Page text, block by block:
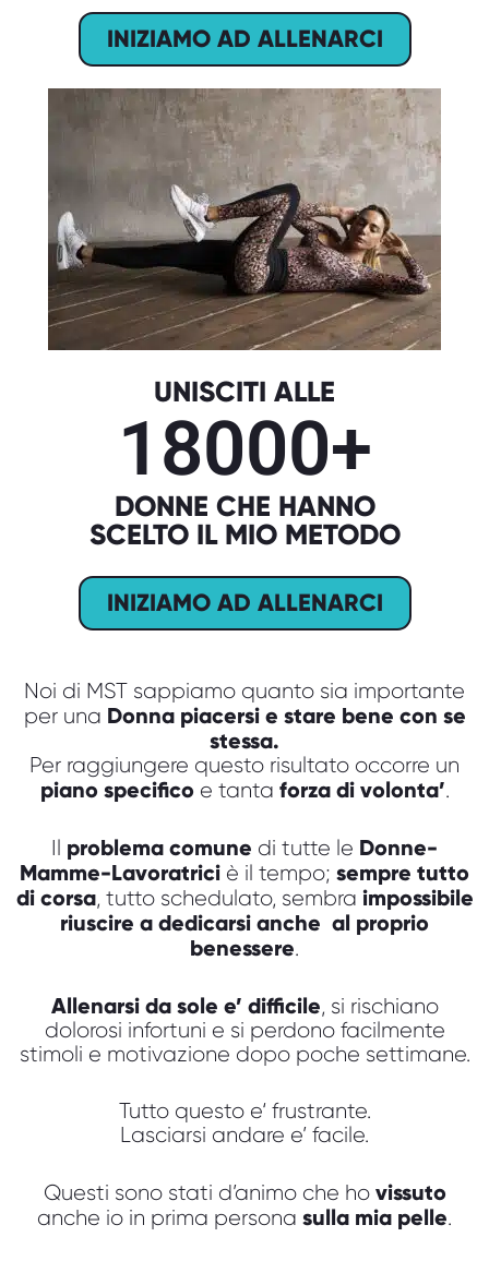
INIZIAMO AD ALLENARCI
UNISCITI ALLE
18000+
DONNE CHE HANNO
SCELTO IL MIO METODO
INIZIAMO AD ALLENARCI
Noi di MST sappiamo quanto sia importante
per una Donna piacersi e stare bene con se
stessa.
Per raggiungere questo risultato occorre un
piano specifico e tanta forza di volonta’.
Il problema comune di tutte le Donne-
Mamme-Lavoratrici è il tempo; sempre tutto
di corsa, tutto schedulato, sembra impossibile
riuscire a dedicarsi anche al proprio
benessere.
Allenarsi da sole e’ difficile, si rischiano
dolorosi infortuni e si perdono facilmente
stimoli e motivazione dopo poche settimane.
Tutto questo e‘ frustrante.
Lasciarsi andare e’ facile.
Questi sono stati d’animo che ho vissuto
anche io in prima persona sulla mia pelle.